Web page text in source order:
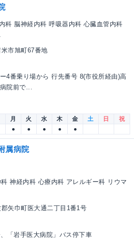
科 脳神経内科 呼吸器内科 心臓血管内科
市旭町67番地
4番乗り場から 行先番号 8(市役所経由)高
院前で...
月 火 水 木 金 土 日
祝
● ● ● ● ●
属病院
神経内科 心療内科 アレルギー科 リウマ
矢巾町医大通二丁目1番1号
「岩手医大病院」バス停下車